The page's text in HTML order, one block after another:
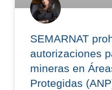
SEMARNAT
autorizaciones
mineras en
Protegidas